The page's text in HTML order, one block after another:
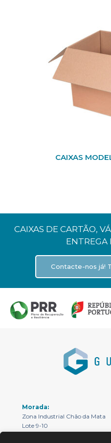
CAIXAS
CAIXAS DE CARTÃO,
ENTREGA
Contacte-nos já!
Morada:
Zona Industrial Chão da Mata
Lote 9-10